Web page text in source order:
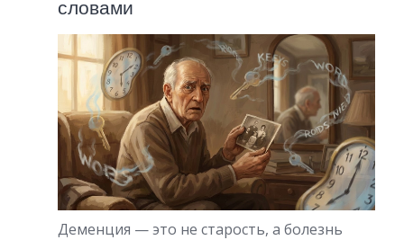
словами
Деменция — это не старость, а болезнь